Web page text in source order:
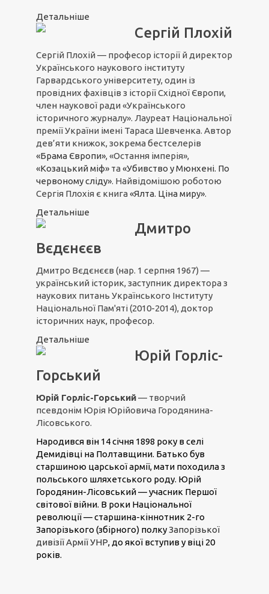
Детальніше
Сергій Плохій
Сергій Плохій — професор історії й директор
Українського наукового інституту
Гарвардського університету, один із
провідних фахівців з історії Східної Європи,
член наукової ради «Українського
історичного журналу». Лауреат Національної
премії України імені Тараса Шевченка. Автор
дев’яти книжок, зокрема бестселерів
«Брама Європи», «Остання імперія»,
«Козацький міф» та «Убивство у Мюнхені. По
червоному сліду». Найвідомішою роботою
Сергія Плохія є книга «Ялта. Ціна миру».
Детальніше
Дмитро
Вєдєнєєв
Дмитро Вєдєнєєв (нар. 1 серпня 1967) —
український історик, заступник директора з
наукових питань Українського Інституту
Національної Пам'яті (2010-2014), доктор
історичних наук, професор.
Детальніше
Юрій Горліс-
Горський
Юрій Горліс-Горський— творчий
псевдонім Юрія Юрійовича Городянина-
Лісовського.
Народився він 14 січня 1898 року в селі
Демидівці на Полтавщини. Батько був
старшиною царської армії, мати походила з
польського шляхетського роду. Юрій
Городянин-Лісовський — учасник Першої
світової війни. В роки Національної
революції — старшина-кіннотник 2-го
Запорізького (збірного) полкуЗапорізької
дивізії Армії УНР, до якої вступив у віці 20
років.